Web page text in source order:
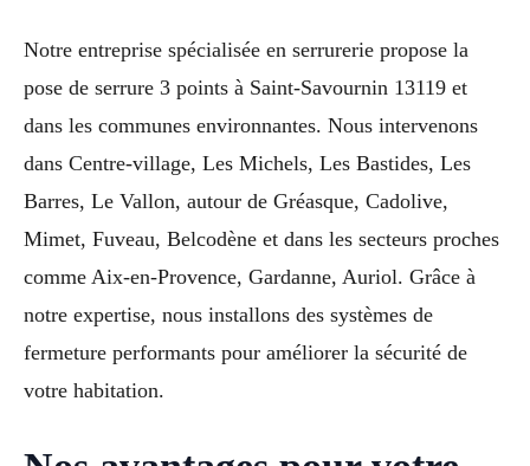
Notre entreprise spécialisée en serrurerie propose la
pose de serrure 3 points à Saint-Savournin 13119 et
dans les communes environnantes. Nous intervenons
dans Centre-village, Les Michels, Les Bastides, Les
Barres, Le Vallon, autour de Gréasque, Cadolive,
Mimet, Fuveau, Belcodène et dans les secteurs proches
comme Aix-en-Provence, Gardanne, Auriol. Grâce à
notre expertise, nous installons des systèmes de
fermeture performants pour améliorer la sécurité de
votre habitation.